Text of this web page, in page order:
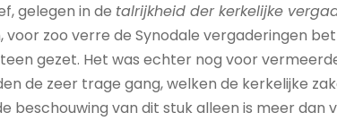
gelegen in de talrijkheid der kerkelijke
voor zoo verre de Synodale vergaderingen
gezet. Het was echter nog voor
de zeer trage gang, welken de kerkelijke
beschouwing van dit stuk alleen is meer